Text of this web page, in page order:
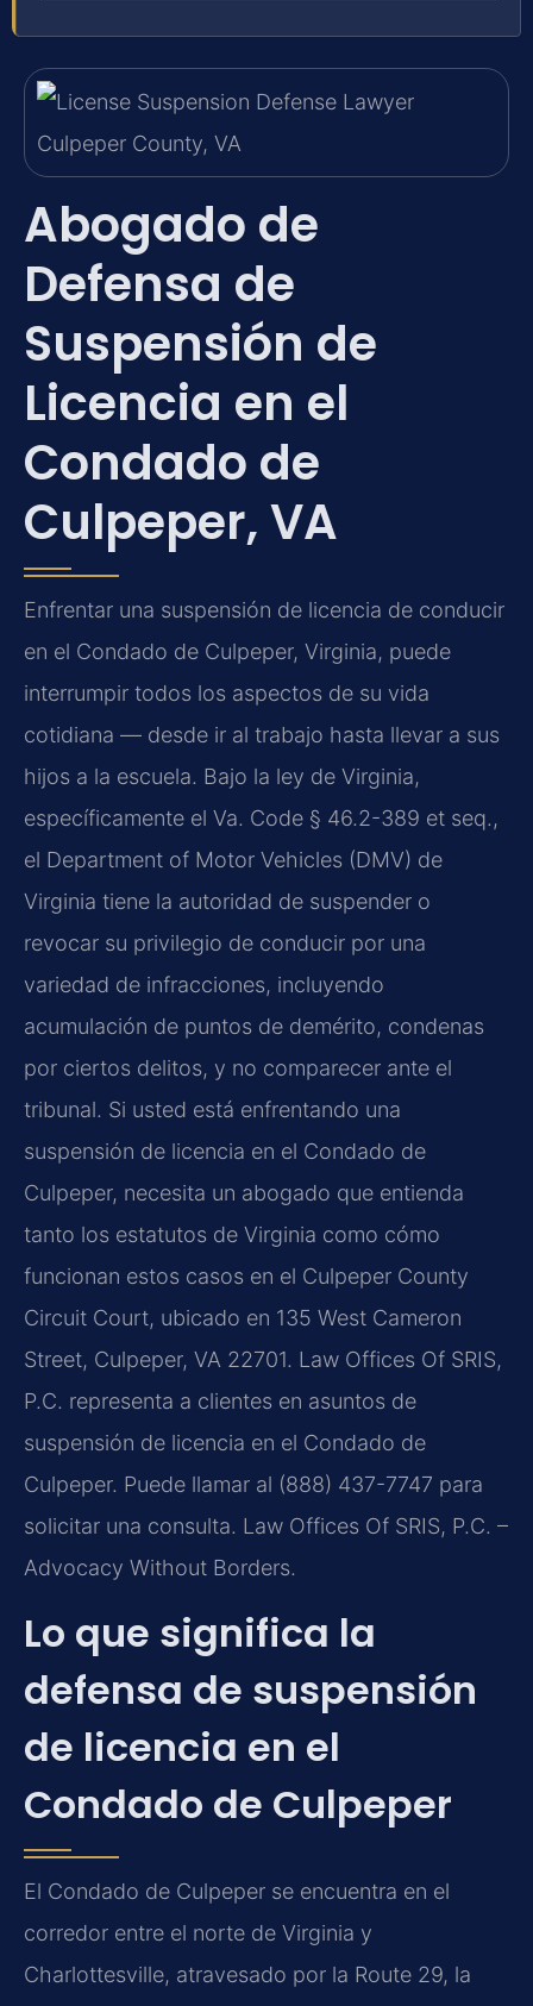
Abogado de
Defensa de
Suspensión de
Licencia en el
Condado de
Culpeper, VA
Enfrentar una suspensión de licencia de conducir
en el Condado de Culpeper, Virginia, puede
interrumpir todos los aspectos de su vida
cotidiana — desde ir al trabajo hasta llevar a sus
hijos a la escuela. Bajo la ley de Virginia,
específicamente el Va. Code § 46.2-389 et seq.,
el Department of Motor Vehicles (DMV) de
Virginia tiene la autoridad de suspender o
revocar su privilegio de conducir por una
variedad de infracciones, incluyendo
acumulación de puntos de demérito, condenas
por ciertos delitos, y no comparecer ante el
tribunal. Si usted está enfrentando una
suspensión de licencia en el Condado de
Culpeper, necesita un abogado que entienda
tanto los estatutos de Virginia como cómo
funcionan estos casos en el Culpeper County
Circuit Court, ubicado en 135 West Cameron
Street, Culpeper, VA 22701. Law Offices Of SRIS,
P.C. representa a clientes en asuntos de
suspensión de licencia en el Condado de
Culpeper. Puede llamar al (888) 437-7747 para
solicitar una consulta. Law Offices Of SRIS, P.C. –
Advocacy Without Borders.
Lo que significa la
defensa de suspensión
de licencia en el
Condado de Culpeper
El Condado de Culpeper se encuentra en el
corredor entre el norte de Virginia y
Charlottesville, atravesado por la Route 29, la